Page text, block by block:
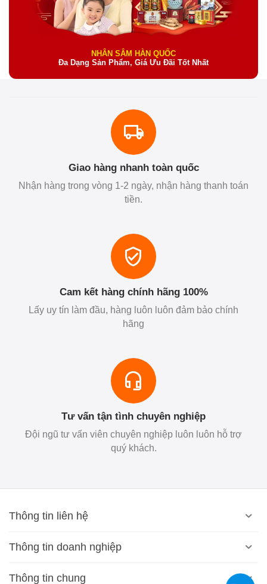
NHÂN SÂM HÀN QUỐC
Đa Dạng Sản Phẩm, Giá Ưu Đãi Tốt Nhất
Giao hàng nhanh toàn quốc
Nhận hàng trong vòng 1-2 ngày, nhận hàng thanh toán
tiền.
Cam kết hàng chính hãng 100%
Lấy uy tín làm đầu, hàng luôn luôn đảm bảo chính
hãng
Tư vấn tận tình chuyên nghiệp
Đội ngũ tư vấn viên chuyên nghiệp luôn luôn hỗ trợ
quý khách.
Thông tin liên hệ
Thông tin doanh nghiệp
Thông tin chung